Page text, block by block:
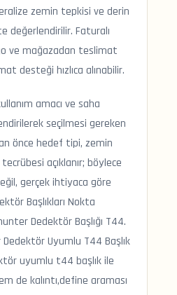
zemin tepkisi ve derin
değerlendirilir. Faturalı
ve mağazadan teslimat
desteği hızlıca alınabilir.
amacı ve saha
seçilmesi gereken
önce hedef tipi, zemin
açıklanır; böylece
gerçek ihtiyaca göre
Başlıkları Nokta
Dedektör Başlığı T44.
Uyumlu T44 Başlık
uyumlu t44 başlık ile
de kalıntı,define araması